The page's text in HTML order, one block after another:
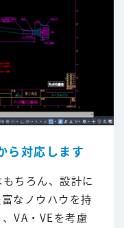
ら対応します
ちろん、設計に
なノウハウを持
VA・VEを考慮